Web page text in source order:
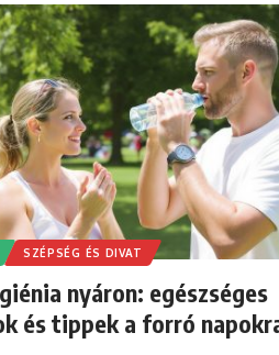
SZÉPSÉG ÉS DIVAT
nyáron: egészséges
és tippek a forró